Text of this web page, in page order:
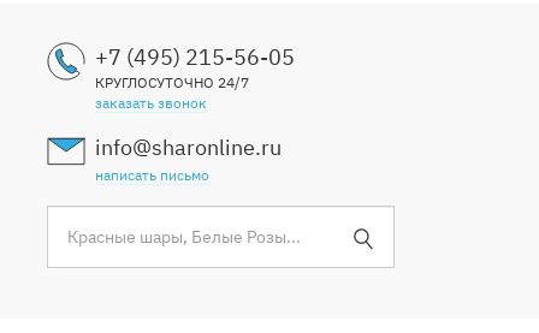
+7 (495) 215-56-05
КРУГЛОСУТОЧНО 24/7
заказать звонок
info@sharonline.ru
написать письмо